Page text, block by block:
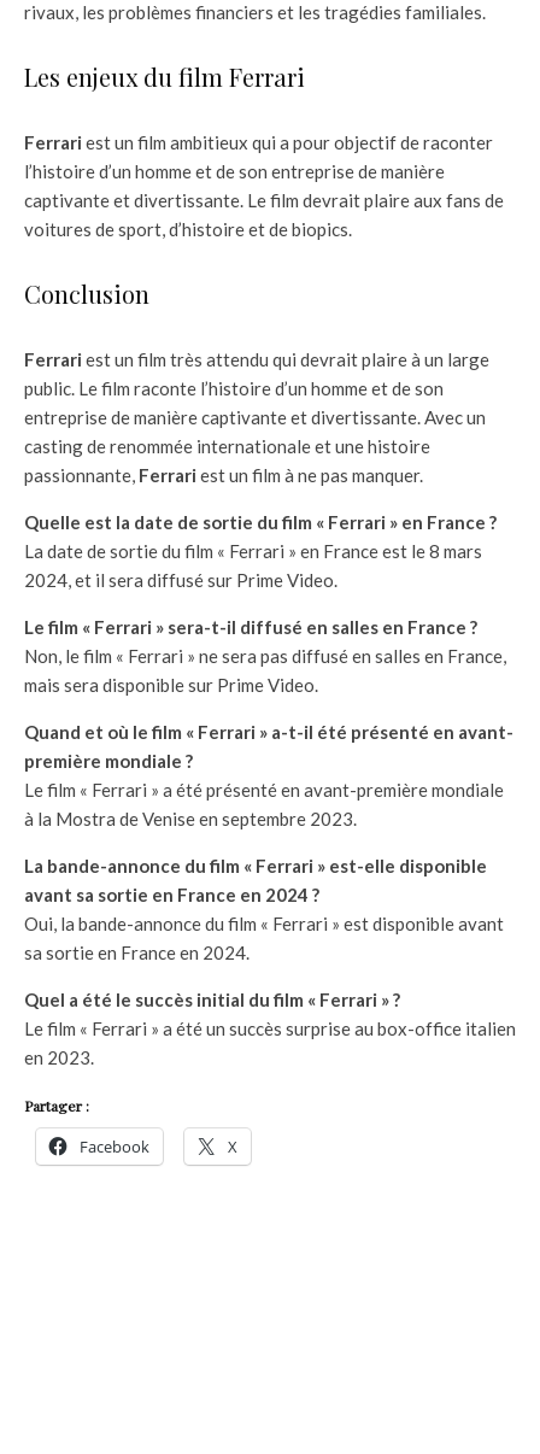
rivaux, les problèmes financiers et les tragédies familiales.
Les enjeux du film Ferrari
Ferrari est un film ambitieux qui a pour objectif de raconter
l’histoire d’un homme et de son entreprise de manière
captivante et divertissante. Le film devrait plaire aux fans de
voitures de sport, d’histoire et de biopics.
Conclusion
Ferrari est un film très attendu qui devrait plaire à un large
public. Le film raconte l’histoire d’un homme et de son
entreprise de manière captivante et divertissante. Avec un
casting de renommée internationale et une histoire
passionnante, Ferrari est un film à ne pas manquer.
Quelle est la date de sortie du film « Ferrari » en France ?
La date de sortie du film « Ferrari » en France est le 8 mars
2024, et il sera diffusé sur Prime Video.
Le film « Ferrari » sera-t-il diffusé en salles en France ?
Non, le film « Ferrari » ne sera pas diffusé en salles en France,
mais sera disponible sur Prime Video.
Quand et où le film « Ferrari » a-t-il été présenté en avant-
première mondiale ?
Le film « Ferrari » a été présenté en avant-première mondiale
à la Mostra de Venise en septembre 2023.
La bande-annonce du film « Ferrari » est-elle disponible
avant sa sortie en France en 2024 ?
Oui, la bande-annonce du film « Ferrari » est disponible avant
sa sortie en France en 2024.
Quel a été le succès initial du film « Ferrari » ?
Le film « Ferrari » a été un succès surprise au box-office italien
en 2023.
Partager :
Facebook X